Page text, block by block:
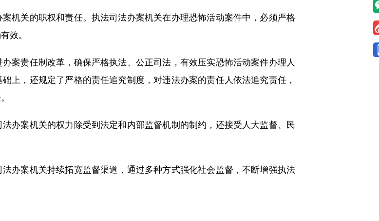
关的职权和责任。执法司法办案机关在办理恐怖活动案件中，必须严格
效。
责任制改革，确保严格执法、公正司法，有效压实恐怖活动案件办理人
上，还规定了严格的责任追究制度，对违法办案的责任人依法追究责任，
案机关的权力除受到法定和内部监督机制的制约，还接受人大监督、民
案机关持续拓宽监督渠道，通过多种方式强化社会监督，不断增强执法